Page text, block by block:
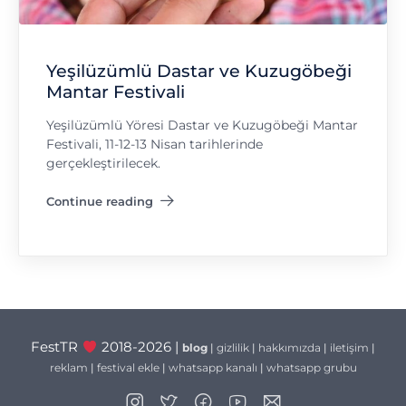
Yeşilüzümlü Dastar ve Kuzugöbeği
Mantar Festivali
Yeşilüzümlü Yöresi Dastar ve Kuzugöbeği Mantar
Festivali, 11-12-13 Nisan tarihlerinde
gerçekleştirilecek.
Continue reading
"Yeşilüzümlü Dastar ve Kuzugöbeği Mantar Festivali"
FestTR 2018-2026 | blog| gizlilik| hakkımızda | iletişim |
reklam | festival ekle| whatsapp kanalı | whatsapp grubu